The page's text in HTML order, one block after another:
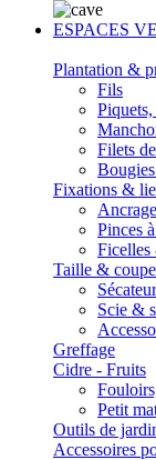
ESPACES
Plantation &
Fils
Filets
Fixations &
Pinces
Ficelles
Taille & coupe
Scie &
Greffage
Cidre - Fruits
Petit
Outils de
Accessoires